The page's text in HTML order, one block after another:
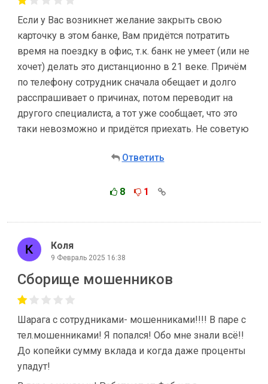
Если у Вас возникнет желание закрыть свою
карточку в этом банке, Вам придётся потратить
время на поездку в офис, т.к. банк не умеет (или не
хочет) делать это дистанционно в 21 веке. Причём
по телефону сотрудник сначала обещает и долго
расспрашивает о причинах, потом переводит на
другого специалиста, а тот уже сообщает, что это
таки невозможно и придётся приехать. Не советую
Ответить
8 1
Коля
9 Февраль 2025 16:38
Сборище мошенников
Шарага с сотрудниками- мошенниками!!!! В паре с
тел.мошенниками! Я попался! Обо мне знали всё!!
До копейки сумму вклада и когда даже проценты
упадут!